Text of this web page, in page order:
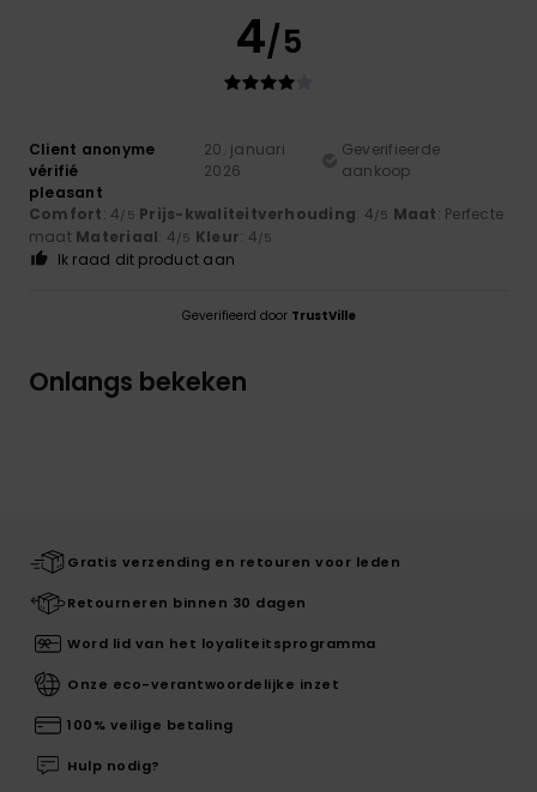
4/5
Client anonyme
vérifié
20. januari
2026
Geverifieerde
aankoop
pleasant
Comfort: 4/5 Prijs-kwaliteitverhouding: 4/5 Maat: Perfecte
maat Materiaal: 4/5 Kleur: 4/5
Ik raad dit product aan
Geverifieerd door TrustVille
Onlangs bekeken
Gratis verzending en retouren voor leden
Retourneren binnen 30 dagen
Word lid van het loyaliteitsprogramma
Onze eco-verantwoordelijke inzet
100% veilige betaling
Hulp nodig?